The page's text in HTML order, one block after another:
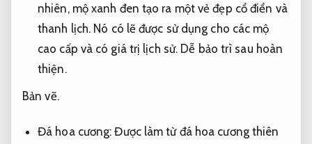
nhiên, mộ xanh đen tạo ra một vẻ đẹp cổ điển và
thanh lịch. Nó có lẽ được sử dụng cho các mộ
cao cấp và có giá trị lịch sử. Dễ bảo trì sau hoàn
thiện.
Bản vẽ.
Đá hoa cương: Được làm từ đá hoa cương thiên